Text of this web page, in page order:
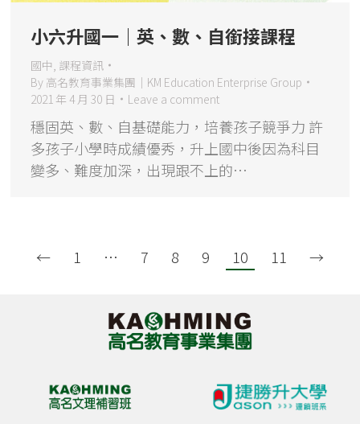
小六升國一｜英、數、自銜接課程
國中 課程資訊
By 高名教育事業集團｜KM Education Enterprise Group
2021 年 4 月 30 日
Leave a comment
穩固英、數、自基礎能力，培養孩子競爭力 許
多孩子小學時成績優秀，升上國中後因為科目
變多、難度加深，出現跟不上的…
← 1 … 7 8 9 10 11 →